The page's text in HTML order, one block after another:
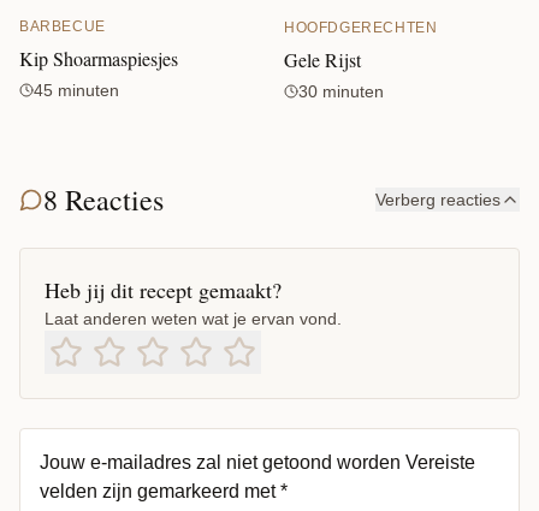
BARBECUE
Kip Shoarmaspiesjes
45 minuten
HOOFDGERECHTEN
Gele Rijst
30 minuten
8 Reacties Verberg reacties
Heb jij dit recept gemaakt?
Laat anderen weten wat je ervan vond.
Jouw e-mailadres zal niet getoond worden Vereiste
velden zijn gemarkeerd met*